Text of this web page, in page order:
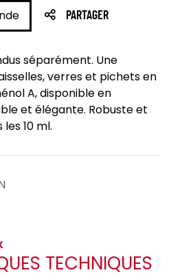
PARTAGER
séparément. Une
verres et pichets en
A, disponible en
et élégante. Robuste et
10 ml.
TECHNIQUES